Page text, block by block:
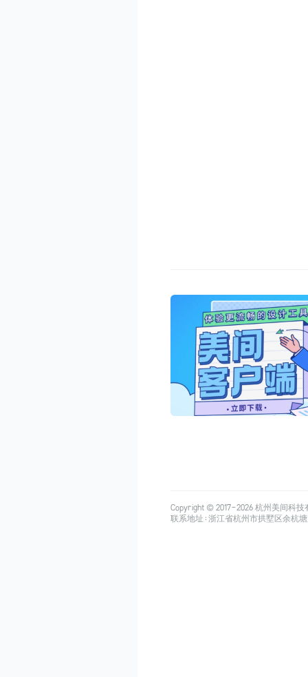
Copyright © 2017-2026杭州美间科技
联系地址：浙江省杭州市拱墅区余杭